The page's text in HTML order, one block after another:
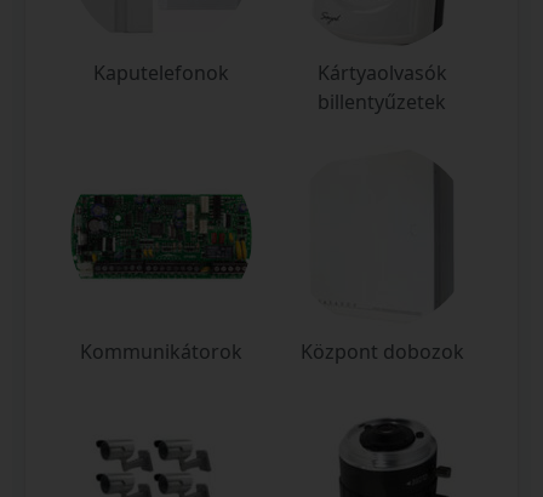
Kaputelefonok
Kártyaolvasók
billentyűzetek
Kommunikátorok Központ dobozok